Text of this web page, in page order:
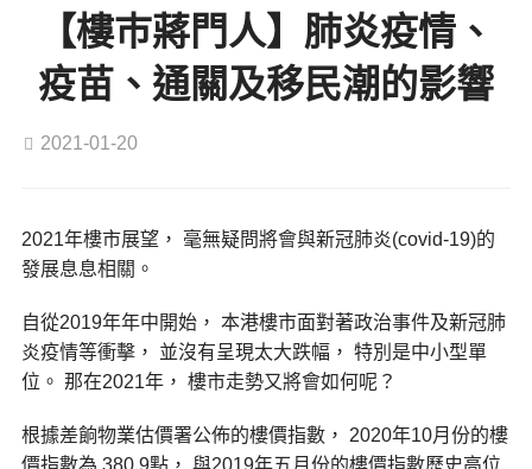
【樓巿蔣門人】肺炎疫情、
疫苗、通關及移民潮的影響
2021-01-20
2021年樓市展望， 毫無疑問將會與新冠肺炎(covid-19)的
發展息息相關。
自從2019年年中開始， 本港樓市面對著政治事件及新冠肺
炎疫情等衝擊， 並沒有呈現太大跌幅， 特別是中小型單
位。 那在2021年， 樓市走勢又將會如何呢？
根據差餉物業估價署公佈的樓價指數， 2020年10月份的樓
價指數為 380.9點， 與2019年五月份的樓價指數歷史高位